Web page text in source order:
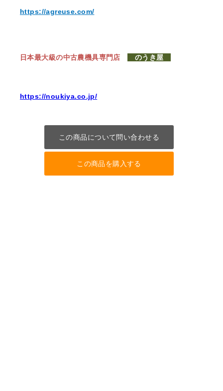
https://agreuse.com/
日本最大級の中古農機具専門店 のうき屋
https://noukiya.co.jp/
この商品について問い合わせる
この商品を購入する